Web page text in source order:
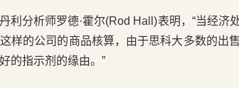
利分析师罗德·霍尔(Rod Hall)表明，“当经济
样的公司的商品核算，由于思科大多数的出
的指示剂的缘由。”